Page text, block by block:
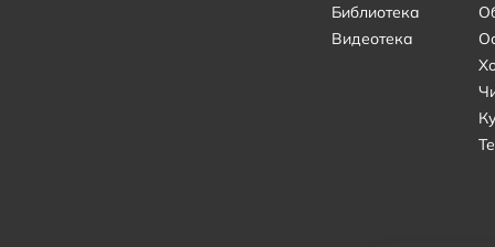
Библиотека
Видеотека